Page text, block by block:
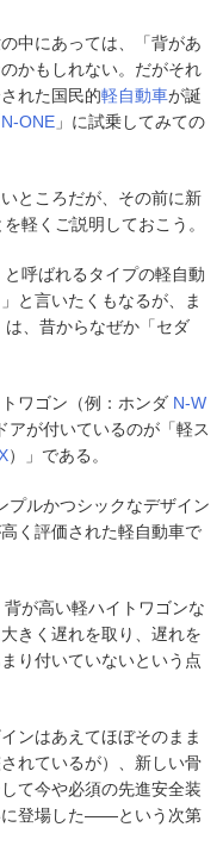
中にあっては、「背があ
かもしれない。だがそれ
れた国民的軽自動車が誕
N-ONE 」に試乗してみての
ところだが、その前に新
軽くご説明しておこう。
と呼ばれるタイプの軽自動
と言いたくもなるが、ま
、昔からなぜか「セダ
ワゴン（例：ホンダ N-W
アが付いているのが「軽ス
）」である。
プルかつシックなデザイン
く評価された軽自動車で
が高い軽ハイトワゴンな
きく遅れを取り、遅れを
り付いていないという点
ンはあえてほぼそのまま
れているが）、新しい骨
て今や必須の先進安全装
に登場した――という次第